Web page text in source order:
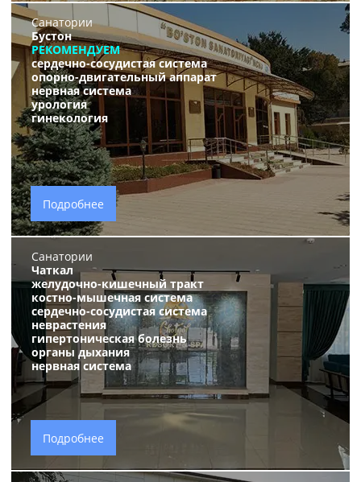
Санатории
Бустон
РЕКОМЕНДУЕМ
сердечно-сосудистая система
опорно-двигательный аппарат
нервная система
урология
гинекология
Подробнее
Санатории
Чаткал
желудочно-кишечный тракт
костно-мышечная система
сердечно-сосудистая система
неврастения
гипертоническая болезнь
органы дыхания
нервная система
Подробнее